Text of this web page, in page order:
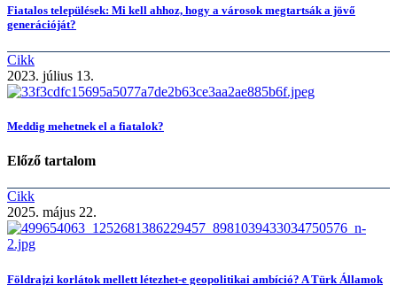
Fiatalos települések: Mi kell ahhoz, hogy a városok megtartsák a jövő
generációját?
Cikk
2023. július 13.
Meddig mehetnek el a fiatalok?
Előző tartalom
Cikk
2025. május 22.
Földrajzi korlátok mellett létezhet-e geopolitikai ambíció? A Türk Államok